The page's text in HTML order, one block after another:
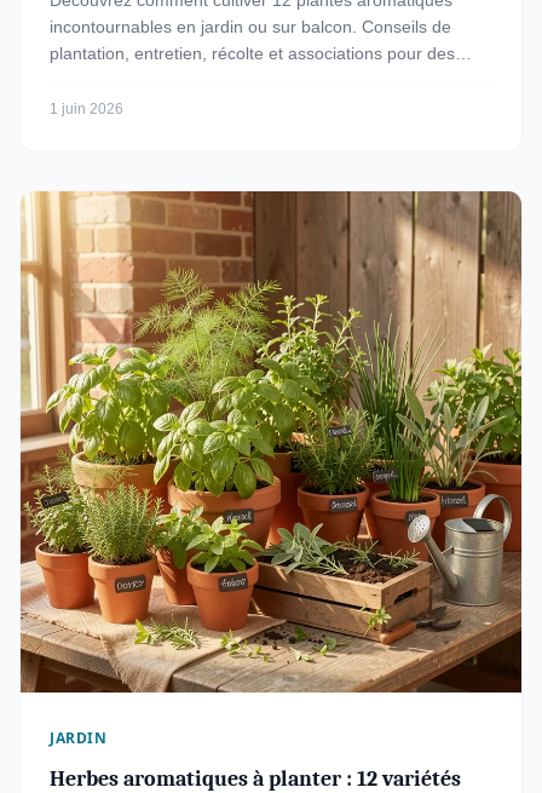
incontournables en jardin ou sur balcon. Conseils de
plantation, entretien, récolte et associations pour des
1 juin 2026
JARDIN
Herbes aromatiques à planter : 12 variétés